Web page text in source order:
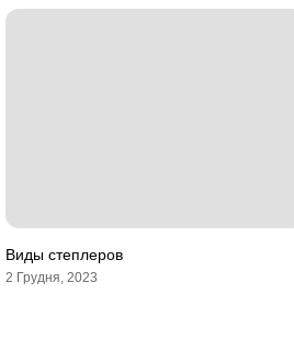
Виды степлеров
2 Грудня, 2023